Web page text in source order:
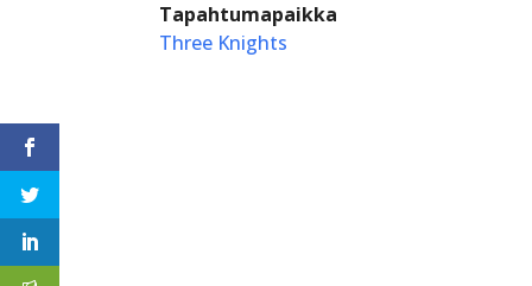
Tapahtumapaikka
Three Knights